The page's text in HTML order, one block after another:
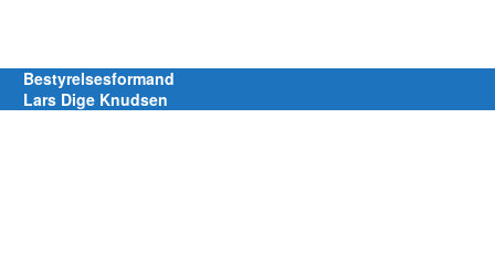
Bestyrelsesformand
Lars Dige Knudsen